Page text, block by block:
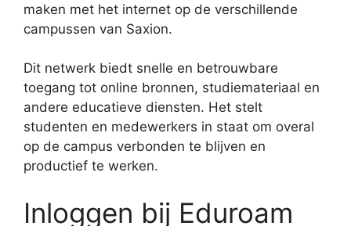
maken met het internet op de verschillende
campussen van Saxion.
Dit netwerk biedt snelle en betrouwbare
toegang tot online bronnen, studiemateriaal en
andere educatieve diensten. Het stelt
studenten en medewerkers in staat om overal
op de campus verbonden te blijven en
productief te werken.
Inloggen bij Eduroam